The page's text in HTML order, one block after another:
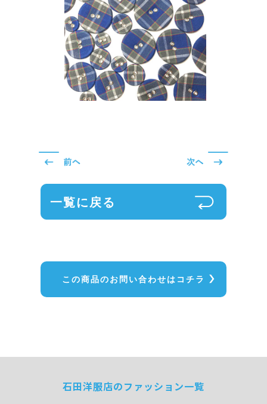
一覧に戻る
この商品のお問い合わせはコチラ
石田洋服店のファッション一覧